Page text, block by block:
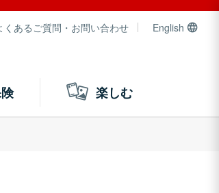
くあるご質問・お問い合わせ English
楽しむ